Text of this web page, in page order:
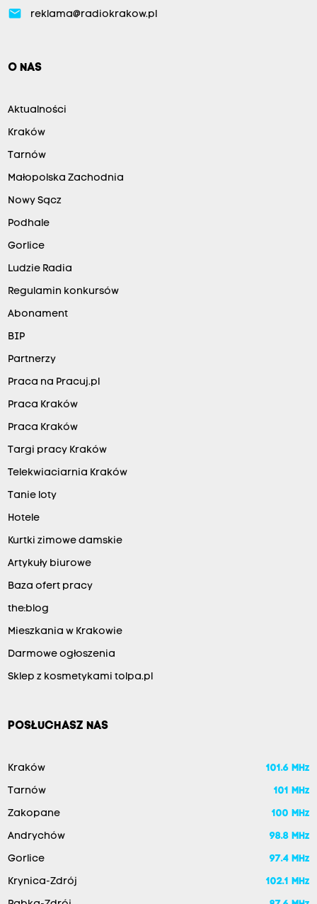
email reklama@radiokrakow.pl
O NAS
Aktualności
Kraków
Tarnów
Małopolska Zachodnia
Nowy Sącz
Podhale
Gorlice
Ludzie Radia
Regulamin konkursów
Abonament
BIP
Partnerzy
Praca na Pracuj.pl
Praca Kraków
Praca Kraków
Targi pracy Kraków
Telekwiaciarnia Kraków
Tanie loty
Hotele
Kurtki zimowe damskie
Artykuły biurowe
Baza ofert pracy
the:blog
Mieszkania w Krakowie
Darmowe ogłoszenia
Sklep z kosmetykami tolpa.pl
POSŁUCHASZ NAS
Kraków 101.6 MHz
Tarnów 101 MHz
Zakopane 100 MHz
Andrychów 98.8 MHz
Gorlice 97.4 MHz
Krynica-Zdrój 102.1 MHz